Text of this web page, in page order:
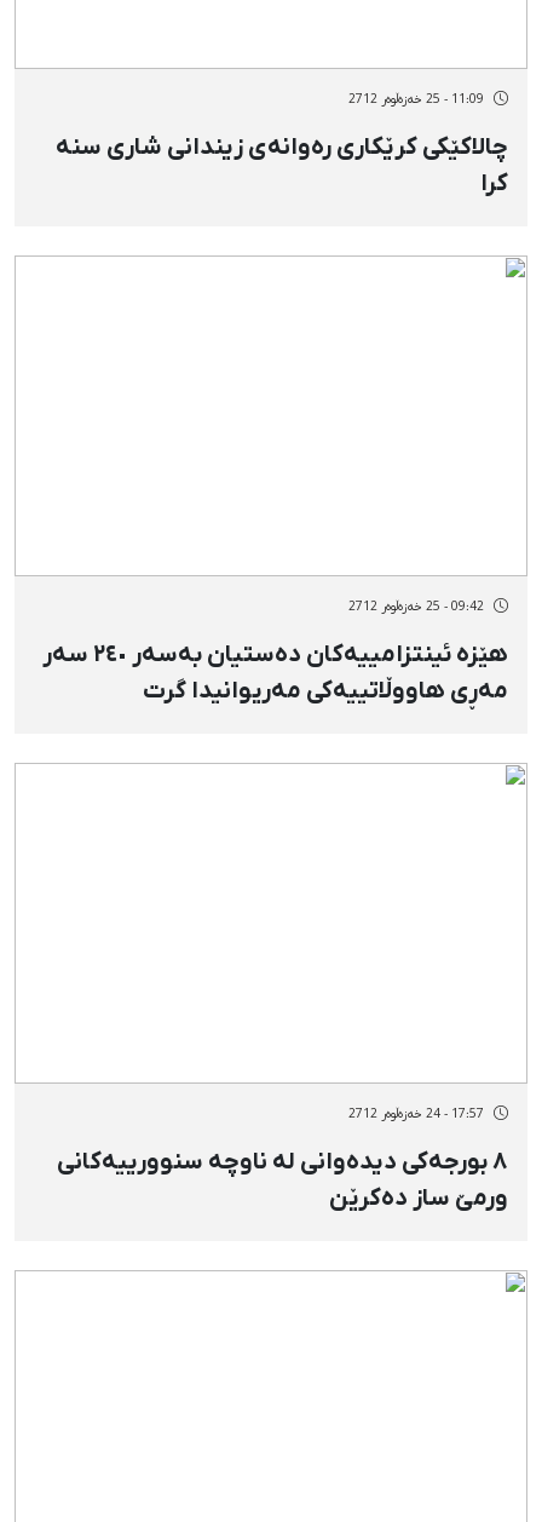
11:09 - 25 خەزەڵوەر 2712
چالاکێکی کرێکاری رەوانەی زیندانی شاری سنە
کرا
09:42 - 25 خەزەڵوەر 2712
هێزە ئینتزامییەکان دەستیان بەسەر ٢٤٠ سەر
مەڕی هاووڵاتییەکی مەریوانیدا گرت
17:57 - 24 خەزەڵوەر 2712
٨ بورجەکی دیدەوانی لە ناوچە سنوورییەکانی
ورمێ ساز دەکرێن